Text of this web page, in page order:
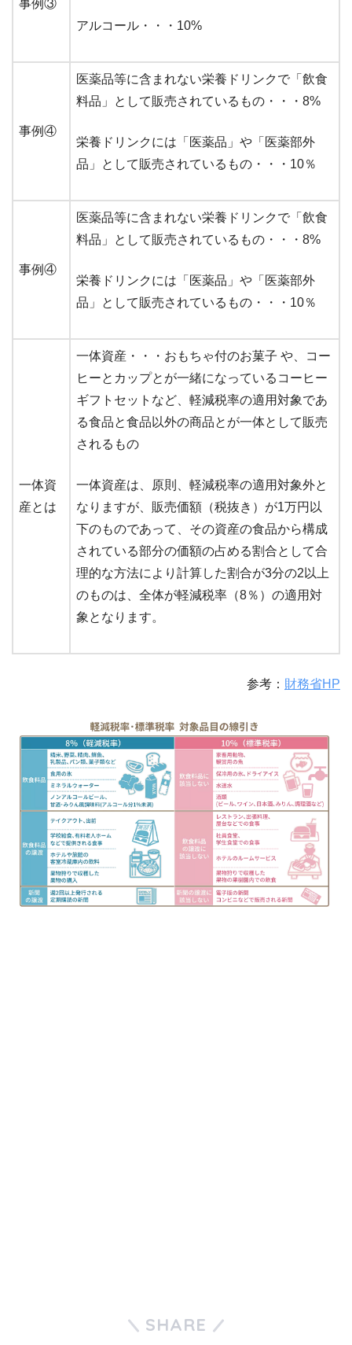
事例③
アルコール・・・10%
事例④
医薬品等に含まれない栄養ドリンクで「飲食
料品」として販売されているもの・・・8%
栄養ドリンクには「医薬品」や「医薬部外
品」として販売されているもの・・・10％
事例④
医薬品等に含まれない栄養ドリンクで「飲食
料品」として販売されているもの・・・8%
栄養ドリンクには「医薬品」や「医薬部外
品」として販売されているもの・・・10％
一体資
産とは
一体資産・・・おもちゃ付のお菓子 や、コー
ヒーとカップとが一緒になっているコーヒー
ギフトセットなど、軽減税率の適用対象であ
る食品と食品以外の商品とが一体として販売
されるもの
一体資産は、原則、軽減税率の適用対象外と
なりますが、販売価額（税抜き）が1万円以
下のものであって、その資産の食品から構成
されている部分の価額の占める割合として合
理的な方法により計算した割合が3分の2以上
のものは、全体が軽減税率（8％）の適用対
象となります。
参考： 財務省HP
SHARE